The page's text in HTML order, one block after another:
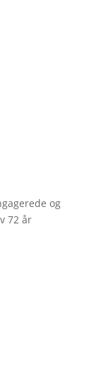
og
72 år